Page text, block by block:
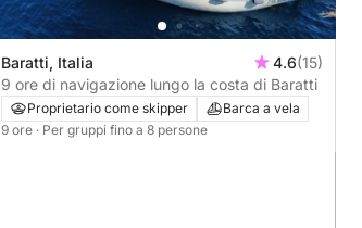
Baratti, Italia 4.6(15)
9 ore di navigazione lungo la costa di Baratti
Proprietario come skipper
Barca a vela
9 ore · Per gruppi fino a 8 persone